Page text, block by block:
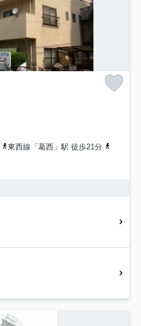
東西線「葛西」駅 徒歩21分